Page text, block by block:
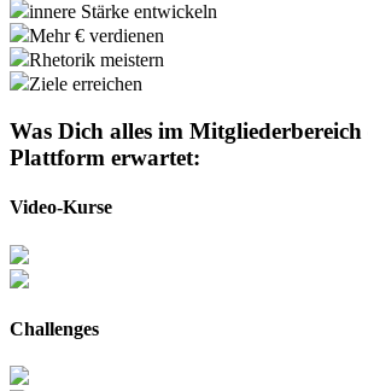
innere Stärke entwickeln
Mehr € verdienen
Rhetorik meistern
Ziele erreichen
Was Dich alles im Mitgliederbereich
Plattform erwartet:
Video-Kurse
Challenges